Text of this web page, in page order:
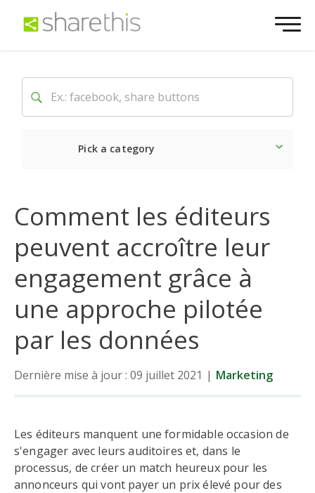
Pick a category
Comment les éditeurs
peuvent accroître leur
engagement grâce à
une approche pilotée
par les données
Dernière mise à jour : 09 juillet 2021 | Marketing
Les éditeurs manquent une formidable occasion de
s'engager avec leurs auditoires et, dans le
processus, de créer un match heureux pour les
annonceurs qui vont payer un prix élevé pour des